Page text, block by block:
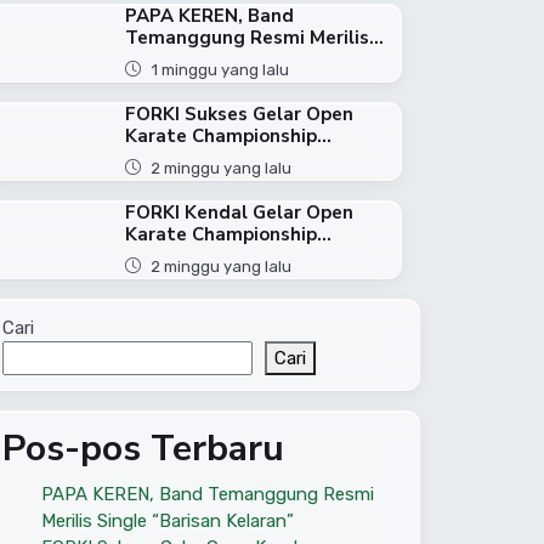
PAPA KEREN, Band
Temanggung Resmi Merilis...
1 minggu yang lalu
FORKI Sukses Gelar Open
Karate Championship...
2 minggu yang lalu
FORKI Kendal Gelar Open
Karate Championship...
2 minggu yang lalu
Cari
Cari
Pos-pos Terbaru
PAPA KEREN, Band Temanggung Resmi
Merilis Single “Barisan Kelaran”